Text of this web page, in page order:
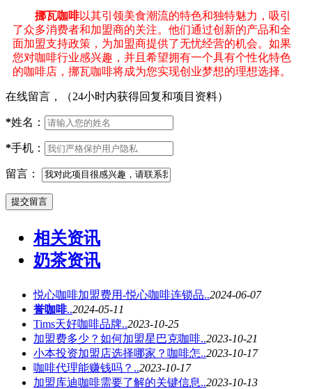
挪瓦咖啡以其引领美食潮流的特色和独特魅力，吸引
了众多消费者和加盟商的关注。他们通过创新的产品和全
面加盟支持政策，为加盟商提供了无忧经营的机会。如果
您对咖啡行业感兴趣，并且希望拥有一个具有个性化特色
的咖啡店，挪瓦咖啡将成为您实现创业梦想的理想选择。
在线留言，（24小时内获得回复和项目资料）
*姓名：
*手机：
留言：
相关资讯
奶茶资讯
悦心咖啡加盟费用-悦心咖啡连锁品..2024-06-07
誉咖啡..2024-05-11
Tims天好咖啡品牌..2023-10-25
加盟费多少？如何加盟星巴克咖啡..2023-10-21
小本投资加盟店选择哪家？咖啡怎..2023-10-17
咖啡代理能赚钱吗？..2023-10-17
加盟库迪咖啡需要了解的关键信息..2023-10-13